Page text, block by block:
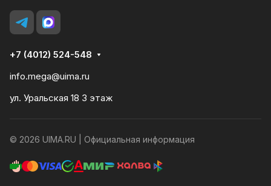
+7 (4012) 524-548
info.mega@uima.ru
ул. Уральская 18 3 этаж
© 2026 UIMA.RU | Официальная информация